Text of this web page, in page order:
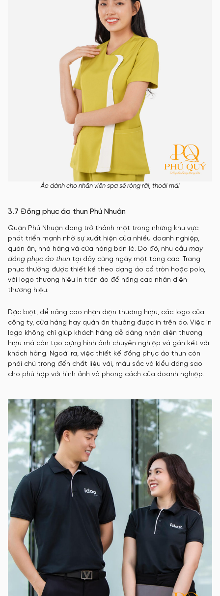
Áo dành cho nhân viên spa sẽ rộng rãi, thoải mái
3.7 Đồng phục áo thun Phú Nhuận
Quận Phú Nhuận đang trở thành một trong những khu vực
phát triển mạnh nhờ sự xuất hiện của nhiều doanh nghiệp,
quán ăn, nhà hàng và cửa hàng bán lẻ. Do đó, nhu cầu may
đồng phục áo thun tại đây cũng ngày một tăng cao. Trang
phục thường được thiết kế theo dạng áo cổ tròn hoặc polo,
với logo thương hiệu in trên áo để nâng cao nhận diện
thương hiệu.
Đặc biệt, để nâng cao nhận diện thương hiệu, các logo của
công ty, cửa hàng hay quán ăn thường được in trên áo. Việc in
logo không chỉ giúp khách hàng dễ dàng nhận diện thương
hiệu mà còn tạo dựng hình ảnh chuyên nghiệp và gắn kết với
khách hàng. Ngoài ra, việc thiết kế đồng phục áo thun còn
phải chú trọng đến chất liệu vải, màu sắc và kiểu dáng sao
cho phù hợp với hình ảnh và phong cách của doanh nghiệp.